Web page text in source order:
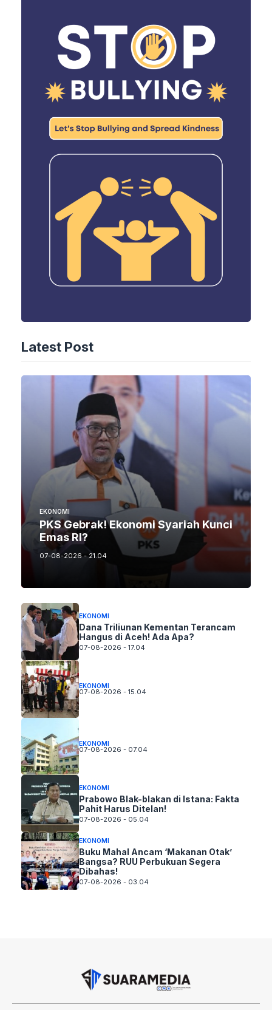
Latest Post
EKONOMI
PKS Gebrak! Ekonomi Syariah Kunci
Emas RI?
07-08-2026 - 21.04
EKONOMI
Dana Triliunan Kementan Terancam
Hangus di Aceh! Ada Apa?
07-08-2026 - 17.04
EKONOMI
07-08-2026 - 15.04
EKONOMI
07-08-2026 - 07.04
EKONOMI
Prabowo Blak-blakan di Istana: Fakta
Pahit Harus Ditelan!
07-08-2026 - 05.04
EKONOMI
Buku Mahal Ancam ‘Makanan Otak’
Bangsa? RUU Perbukuan Segera
Dibahas!
07-08-2026 - 03.04